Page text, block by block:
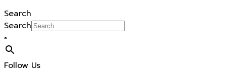
Search
Search
×
Follow Us